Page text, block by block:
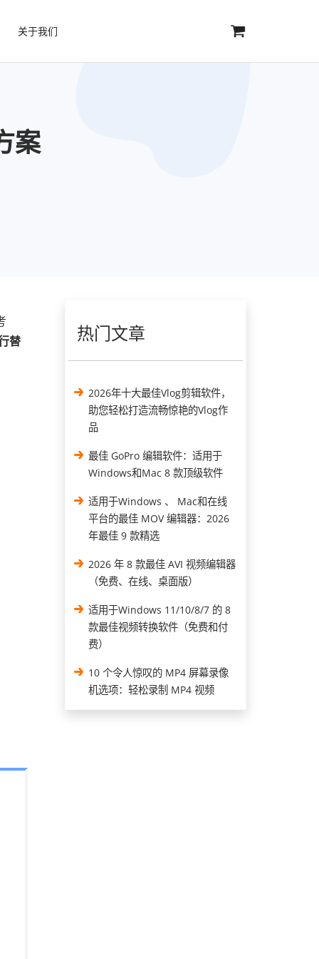
关于我们
案
替
热门文章
2026年十大最佳Vlog剪辑软件，
助您轻松打造流畅惊艳的Vlog作
品
最佳 GoPro 编辑软件：适用于
Windows和Mac 8 款顶级软件
适用于Windows 、 Mac和在线
平台的最佳 MOV 编辑器：2026
年最佳 9 款精选
2026 年 8 款最佳 AVI 视频编辑器
（免费、在线、桌面版）
适用于Windows 11/10/8/7 的 8
款最佳视频转换软件（免费和付
费）
10 个令人惊叹的 MP4 屏幕录像
机选项：轻松录制 MP4 视频